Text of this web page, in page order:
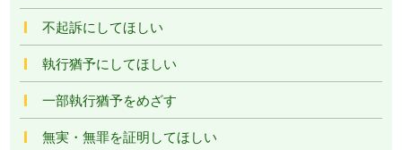
不起訴にしてほしい
執行猶予にしてほしい
一部執行猶予をめざす
無実・無罪を証明してほしい